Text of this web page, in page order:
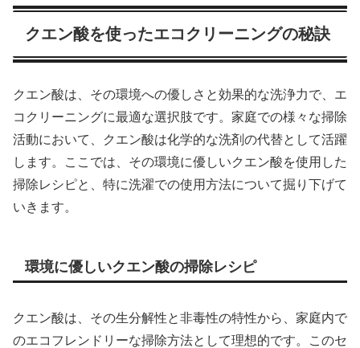
クエン酸を使ったエコクリーニングの秘訣
クエン酸は、その環境への優しさと効果的な洗浄力で、エ
コクリーニングに最適な選択肢です。家庭での様々な掃除
活動において、クエン酸は化学的な洗剤の代替として活躍
します。ここでは、その環境に優しいクエン酸を使用した
掃除レシピと、特に洗濯での使用方法について掘り下げて
いきます。
環境に優しいクエン酸の掃除レシピ
クエン酸は、その生分解性と非毒性の特性から、家庭内で
のエコフレンドリーな掃除方法として理想的です。このセ